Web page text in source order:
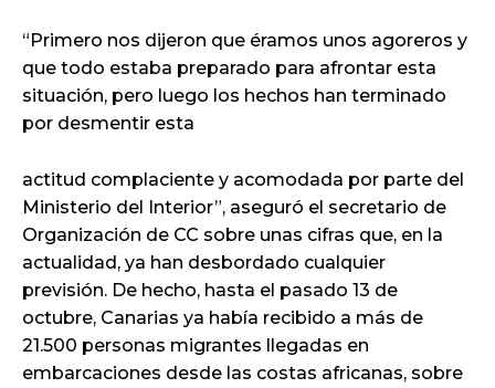
“Primero nos dijeron que éramos unos agoreros y
que todo estaba preparado para afrontar esta
situación, pero luego los hechos han terminado
por desmentir esta
actitud complaciente y acomodada por parte del
Ministerio del Interior”, aseguró el secretario de
Organización de CC sobre unas cifras que, en la
actualidad, ya han desbordado cualquier
previsión. De hecho, hasta el pasado 13 de
octubre, Canarias ya había recibido a más de
21.500 personas migrantes llegadas en
embarcaciones desde las costas africanas, sobre